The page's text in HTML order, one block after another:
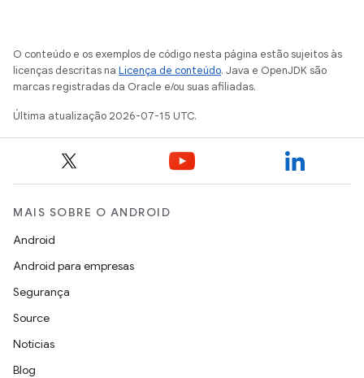
O conteúdo e os exemplos de código nesta página estão sujeitos às
licenças descritas na Licença de conteúdo. Java e OpenJDK são
marcas registradas da Oracle e/ou suas afiliadas.
Última atualização 2026-07-15 UTC.
MAIS SOBRE O ANDROID
Android
Android para empresas
Segurança
Source
Notícias
Blog